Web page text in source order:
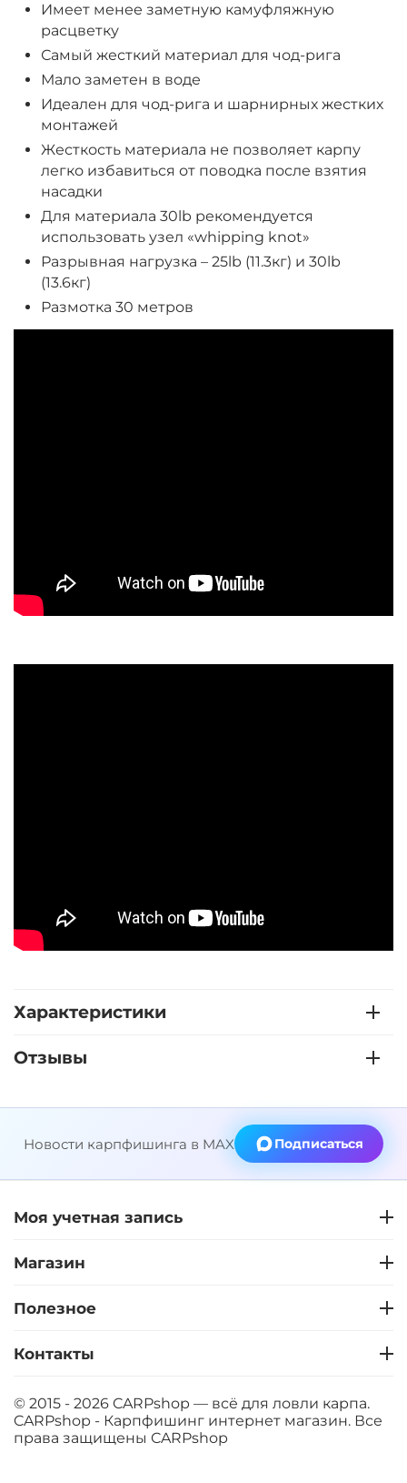
Имеет менее заметную камуфляжную
расцветку
Самый жесткий материал для чод-рига
Мало заметен в воде
Идеален для чод-рига и шарнирных жестких
монтажей
Жесткость материала не позволяет карпу
легко избавиться от поводка после взятия
насадки
Для материала 30lb рекомендуется
использовать узел «whipping knot»
Разрывная нагрузка – 25lb (11.3кг) и 30lb
(13.6кг)
Размотка 30 метров
Характеристики
Отзывы
Новости карпфишинга в MAX Подписаться
Моя учетная запись
Магазин
Полезное
Контакты
© 2015 - 2026 CARPshop — всё для ловли карпа.
CARPshop - Карпфишинг интернет магазин. Все
права защищены CARPshop